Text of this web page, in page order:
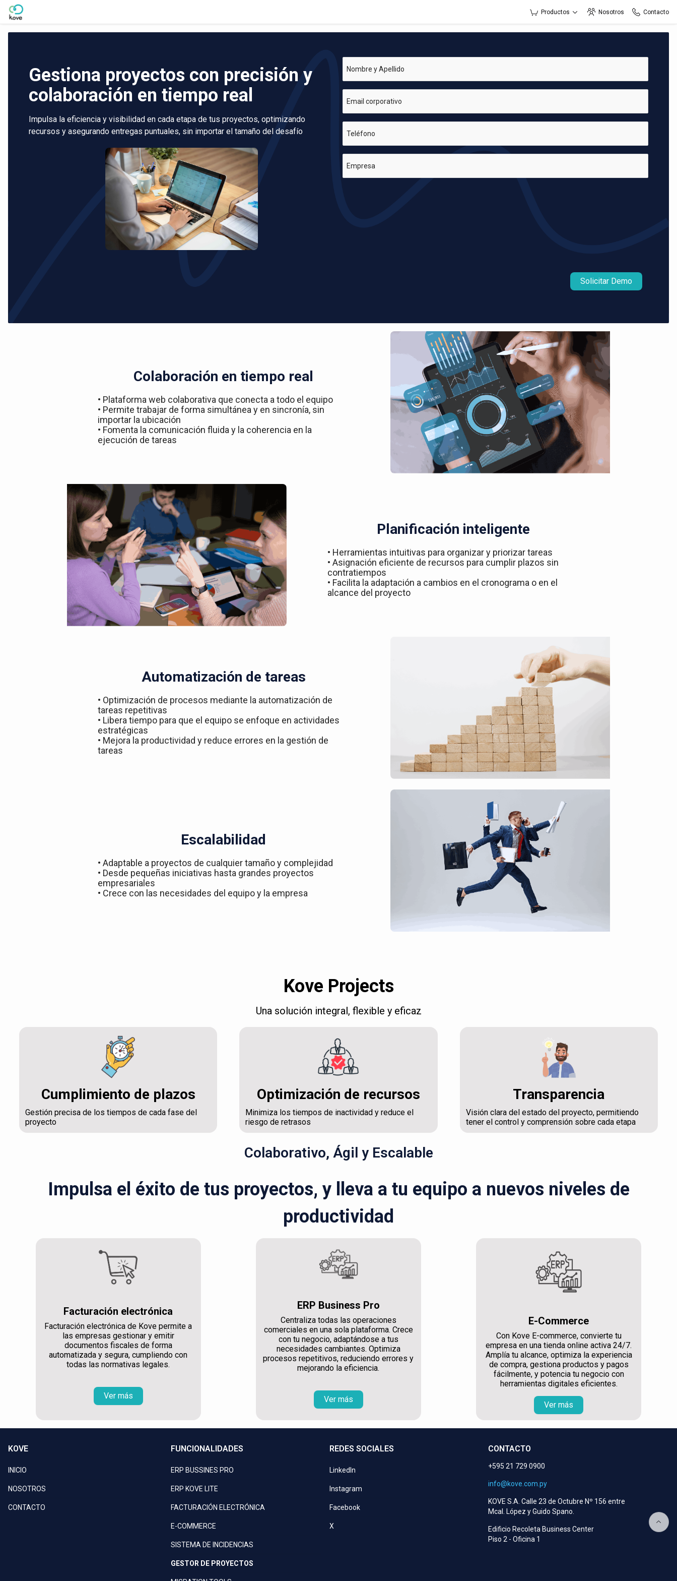
Skip to Main Content
Productos Nosotros Contacto
Gestiona proyectos con precisión y
colaboración en tiempo real
Impulsa la eficiencia y visibilidad en cada etapa de tus proyectos, optimizando
recursos y asegurando entregas puntuales, sin importar el tamaño del desafío
Nombre y Apellido
Email corporativo
Teléfono
Empresa
Solicitar Demo
Colaboración en tiempo real
• Plataforma web colaborativa que conecta a todo el equipo
• Permite trabajar de forma simultánea y en sincronía, sin
importar la ubicación
• Fomenta la comunicación fluida y la coherencia en la
ejecución de tareas
Planificación inteligente
• Herramientas intuitivas para organizar y priorizar tareas
• Asignación eficiente de recursos para cumplir plazos sin
contratiempos
• Facilita la adaptación a cambios en el cronograma o en el
alcance del proyecto
Automatización de tareas
• Optimización de procesos mediante la automatización de
tareas repetitivas
• Libera tiempo para que el equipo se enfoque en actividades
estratégicas
• Mejora la productividad y reduce errores en la gestión de
tareas
Escalabilidad
• Adaptable a proyectos de cualquier tamaño y complejidad
• Desde pequeñas iniciativas hasta grandes proyectos
empresariales
• Crece con las necesidades del equipo y la empresa
Kove Projects
Una solución integral, flexible y eficaz
Cumplimiento de plazos
Gestión precisa de los tiempos de cada fase del
proyecto
Optimización de recursos
Minimiza los tiempos de inactividad y reduce el
riesgo de retrasos
Transparencia
Visión clara del estado del proyecto, permitiendo
tener el control y comprensión sobre cada etapa
Colaborativo, Ágil y Escalable
Impulsa el éxito de tus proyectos, y lleva a tu equipo a nuevos niveles de
productividad
Facturación electrónica
Facturación electrónica de Kove permite a
las empresas gestionar y emitir
documentos fiscales de forma
automatizada y segura, cumpliendo con
todas las normativas legales.
Ver más
ERP Business Pro
Centraliza todas las operaciones
comerciales en una sola plataforma. Crece
con tu negocio, adaptándose a tus
necesidades cambiantes. Optimiza
procesos repetitivos, reduciendo errores y
mejorando la eficiencia.
Ver más
E-Commerce
Con Kove E-commerce, convierte tu
empresa en una tienda online activa 24/7.
Amplía tu alcance, optimiza la experiencia
de compra, gestiona productos y pagos
fácilmente, y potencia tu negocio con
herramientas digitales eficientes.
Ver más
KOVE
INICIO
NOSOTROS
CONTACTO
FUNCIONALIDADES
ERP BUSSINES PRO
ERP KOVE LITE
FACTURACIÓN ELECTRÓNICA
E-COMMERCE
SISTEMA DE INCIDENCIAS
GESTOR DE PROYECTOS
REDES SOCIALES
LinkedIn
Instagram
Facebook
X
CONTACTO
+595 21 729 0900
info@kove.com.py
KOVE S.A. Calle 23 de Octubre Nº 156 entre
Mcal. López y Guido Spano.
Edificio Recoleta Business Center
Piso 2 - Oficina 1